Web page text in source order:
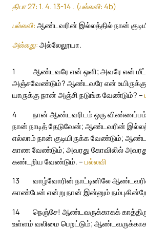
திபா 27: 1. 4. 13-14 . (பல்லவி: 4b)
பல்லவி: ஆண்டவரின் இல்லத்தில் நான்
அல்லது: அல்லேலூயா.
1
ஆண்டவரே என் ஒளி; அவரே என்
அஞ்சவேண்டும்? ஆண்டவரே என்
யாருக்கு நான் அஞ்சி நடுங்க வேண்டும்? –
4
நான் ஆண்டவரிடம் ஒரு
நான் நாடித் தேடுவேன்; ஆண்டவரின்
எல்லாம் நான் குடியிருக்க வேண்டும்;
காண வேண்டும்; அவரது கோவிலில்
கண்டறிய வேண்டும். – பல்லவி
13
வாழ்வோரின் நாட்டினிலே
காண்பேன் என்று நான் இன்னும்
14
நெஞ்சே! ஆண்டவருக்காகக்
உள்ளம் வலிமை பெறட்டும்;